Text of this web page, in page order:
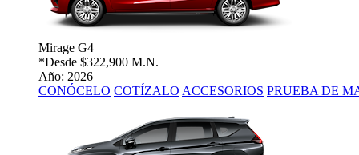
Mirage G4
*Desde $322,900 M.N.
Año: 2026
CONÓCELO COTÍZALO ACCESORIOS PRUEBA DE